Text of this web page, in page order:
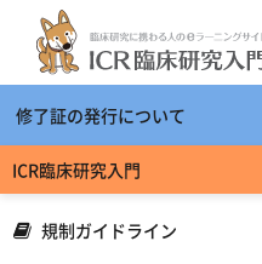
メインコンテンツへスキップする
修了証の発行について
ICR臨床研究入門
規制ガイドライン